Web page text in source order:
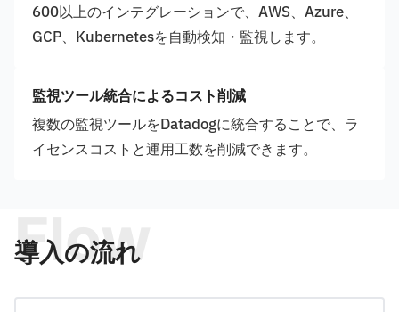
600以上のインテグレーションで、AWS、Azure、
GCP、Kubernetesを自動検知・監視します。
監視ツール統合によるコスト削減
複数の監視ツールをDatadogに統合することで、ラ
イセンスコストと運用工数を削減できます。
導入の流れ
Flow